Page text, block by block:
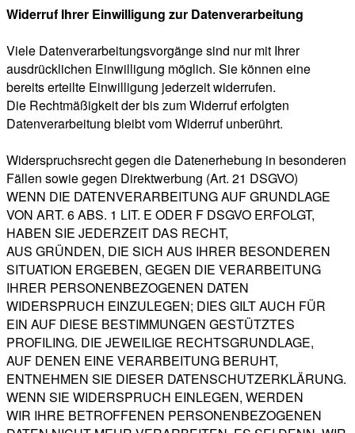
Widerruf Ihrer Einwilligung zur Datenverarbeitung
Viele Datenverarbeitungsvorgänge sind nur mit Ihrer
ausdrücklichen Einwilligung möglich. Sie können eine
bereits erteilte Einwilligung jederzeit widerrufen.
Die Rechtmäßigkeit der bis zum Widerruf erfolgten
Datenverarbeitung bleibt vom Widerruf unberührt.
Widerspruchsrecht gegen die Datenerhebung in besonderen
Fällen sowie gegen Direktwerbung (Art. 21 DSGVO)
WENN DIE DATENVERARBEITUNG AUF GRUNDLAGE
VON ART. 6 ABS. 1 LIT. E ODER F DSGVO ERFOLGT,
HABEN SIE JEDERZEIT DAS RECHT,
AUS GRÜNDEN, DIE SICH AUS IHRER BESONDEREN
SITUATION ERGEBEN, GEGEN DIE VERARBEITUNG
IHRER PERSONENBEZOGENEN DATEN
WIDERSPRUCH EINZULEGEN; DIES GILT AUCH FÜR
EIN AUF DIESE BESTIMMUNGEN GESTÜTZTES
PROFILING. DIE JEWEILIGE RECHTSGRUNDLAGE,
AUF DENEN EINE VERARBEITUNG BERUHT,
ENTNEHMEN SIE DIESER DATENSCHUTZERKLÄRUNG.
WENN SIE WIDERSPRUCH EINLEGEN, WERDEN
WIR IHRE BETROFFENEN PERSONENBEZOGENEN